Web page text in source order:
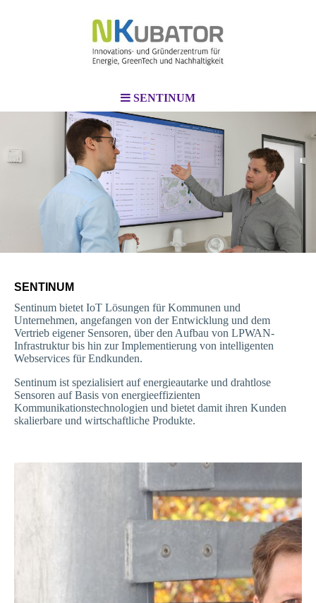
SENTINUM
SENTINUM
Sentinum bietet IoT Lösungen für Kommunen und
Unternehmen, angefangen von der Entwicklung und dem
Vertrieb eigener Sensoren, über den Aufbau von LPWAN-
Infrastruktur bis hin zur Implementierung von intelligenten
Webservices für Endkunden.
Sentinum ist spezialisiert auf energieautarke und drahtlose
Sensoren auf Basis von energieeffizienten
Kommunikationstechnologien und bietet damit ihren Kunden
skalierbare und wirtschaftliche Produkte.